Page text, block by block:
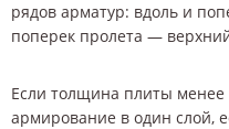
рядов арматур: вдоль и
поперек пролета —
Если толщина плиты
армирование в один слой,